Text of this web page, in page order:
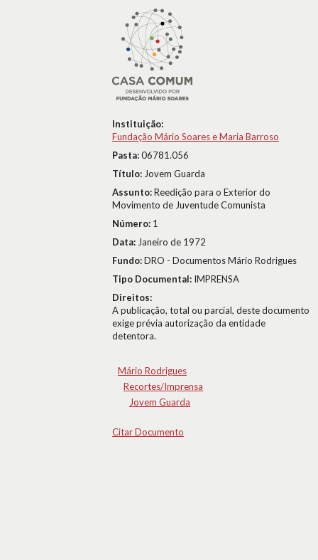
Instituição:
Fundação Mário Soares e Maria Barroso
Pasta:06781.056
Título: Jovem Guarda
Assunto:Reedição para o Exterior do
Movimento de Juventude Comunista
Número: 1
Data: Janeiro de 1972
Fundo:DRO - Documentos Mário Rodrigues
Tipo Documental: IMPRENSA
Direitos:
A publicação, total ou parcial, deste documento
exige prévia autorização da entidade
detentora.
Mário Rodrigues
Recortes/Imprensa
Jovem Guarda
Citar Documento